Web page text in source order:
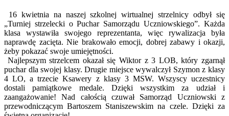
16 kwietnia na naszej szkolnej wirtualnej strzelnicy odbył się
„Turniej strzelecki o Puchar Samorządu Uczniowskiego”. Każda
klasa wystawiła swojego reprezentanta, więc rywalizacja była
naprawdę zacięta. Nie brakowało emocji, dobrej zabawy i okazji,
żeby pokazać swoje umiejętności.
Najlepszym strzelcem okazał się Wiktor z 3 LOB, który zgarnął
puchar dla swojej klasy. Drugie miejsce wywalczył Szymon z klasy
4 LO, a trzecie Ksawery z klasy 3 MSW. Wszyscy uczestnicy
dostali pamiątkowe medale. Dzięki wszystkim za udział i
zaangażowanie! Nad całością czuwał Samorząd Uczniowski z
przewodniczącym Bartoszem Staniszewskim na czele. Dzięki za